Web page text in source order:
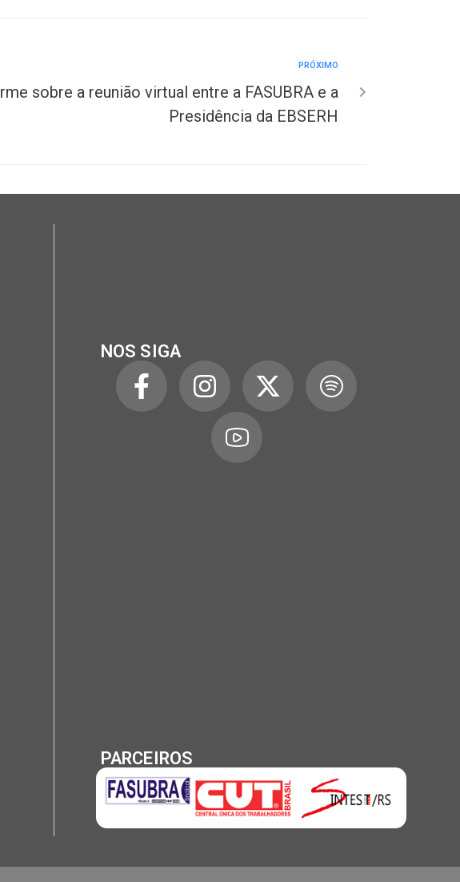
PRÓXIMO
sobre a reunião virtual entre a FASUBRA e a
Presidência da EBSERH
NOS SIGA
PARCEIROS